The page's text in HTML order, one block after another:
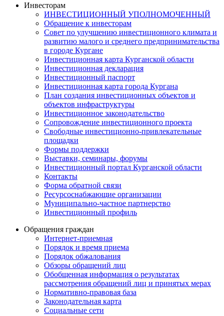
Инвесторам
ИНВЕСТИЦИОННЫЙ УПОЛНОМОЧЕННЫЙ
Обращение к инвесторам
Совет по улучшению инвестиционного климата и
развитию малого и среднего предпринимательства
в городе Кургане
Инвестиционная карта Курганской области
Инвестиционная декларация
Инвестиционный паспорт
Инвестиционная карта города Кургана
План создания инвестиционных объектов и
объектов инфраструктуры
Инвестиционное законодательство
Сопровождение инвестиционного проекта
Свободные инвестиционно-привлекательные
площадки
Формы поддержки
Выставки, семинары, форумы
Инвестиционный портал Курганской области
Контакты
Форма обратной связи
Ресурсоснабжающие организации
Муниципально-частное партнерство
Инвестиционный профиль
Обращения граждан
Интернет-приемная
Порядок и время приема
Порядок обжалования
Обзоры обращений лиц
Обобщенная информация о результатах
рассмотрения обращений лиц и принятых мерах
Нормативно-правовая база
Законодательная карта
Социальные сети